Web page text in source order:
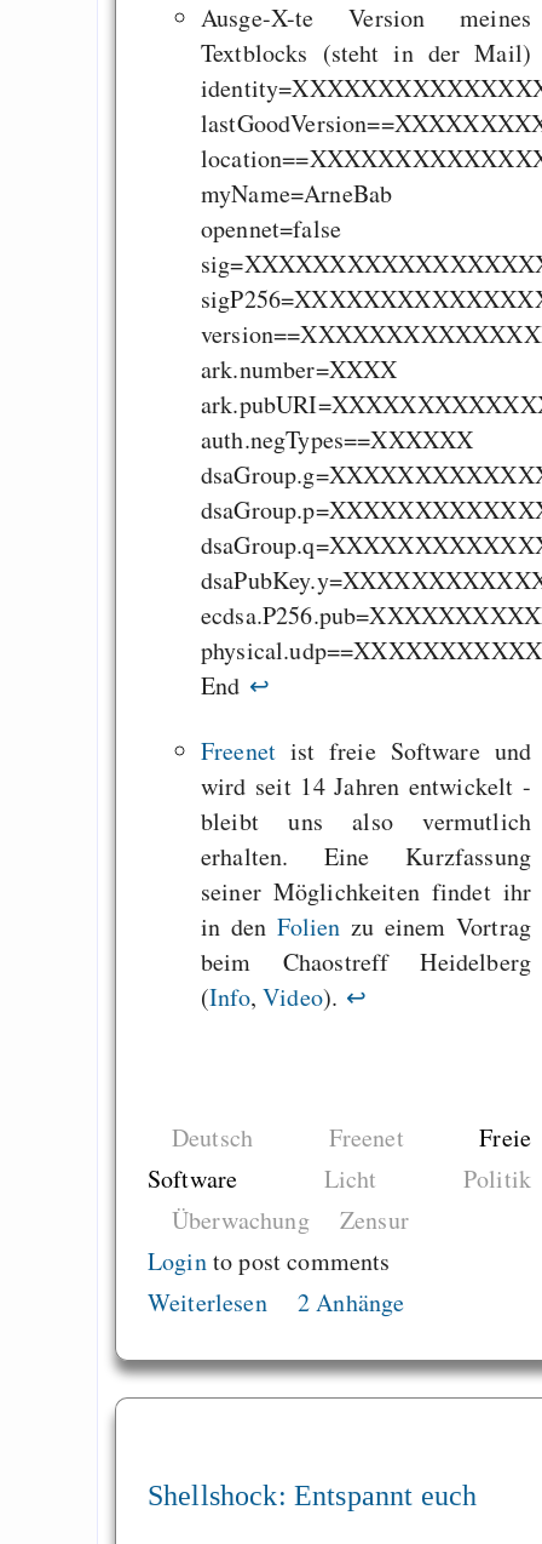
Ausge-X-te Version meines
Textblocks (steht in der Mail)
myName=ArneBab
opennet=false
ark.number=XXXX
auth.negTypes==XXXXXX
End ↩
Freenet ist freie Software und
wird seit 14 Jahren entwickelt -
bleibt uns also vermutlich
erhalten. Eine Kurzfassung
seiner Möglichkeiten findet ihr
in den Folien zu einem Vortrag
beim Chaostreff Heidelberg
(Info,Video). ↩
Deutsch Freenet
Freie
Software
Licht
Politik
Überwachung
Zensur
Loginto post comments
Weiterlesen
2 Anhänge
Shellshock: Entspannt euch